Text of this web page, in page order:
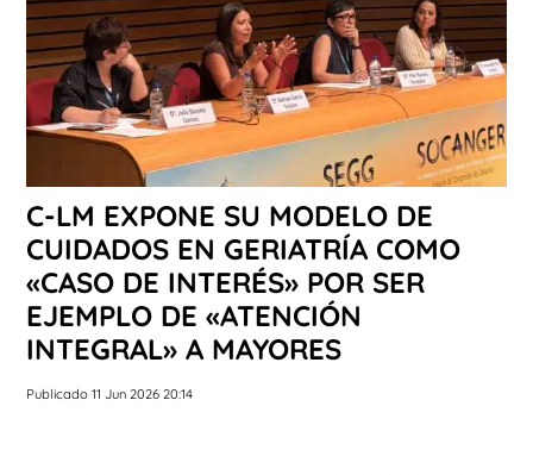
C-LM EXPONE SU MODELO DE
CUIDADOS EN GERIATRÍA COMO
«CASO DE INTERÉS» POR SER
EJEMPLO DE «ATENCIÓN
INTEGRAL» A MAYORES
Publicado 11 Jun 2026 20:14